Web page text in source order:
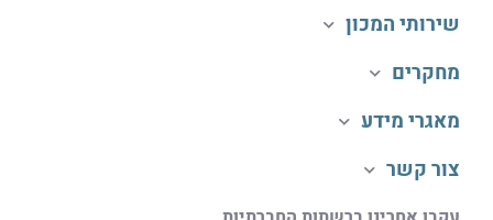
שירותי המכון
מחקרים
מאגרי מידע
צור קשר